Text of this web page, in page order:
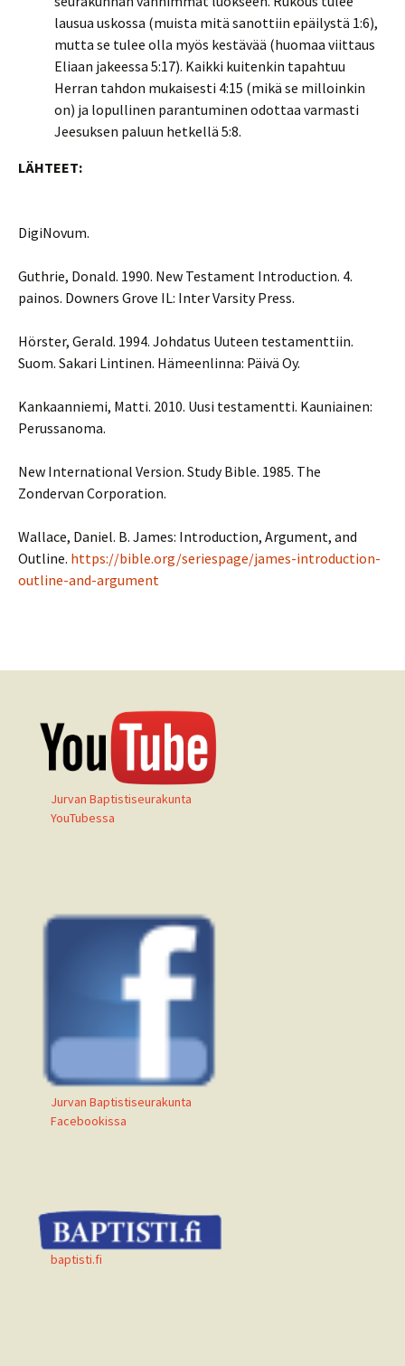
lausua uskossa (muista mitä sanottiin epäilystä 1:6),
mutta se tulee olla myös kestävää (huomaa viittaus
Eliaan jakeessa 5:17). Kaikki kuitenkin tapahtuu
Herran tahdon mukaisesti 4:15 (mikä se milloinkin
on) ja lopullinen parantuminen odottaa varmasti
Jeesuksen paluun hetkellä 5:8.
LÄHTEET:
DigiNovum.
Guthrie, Donald. 1990. New Testament Introduction. 4.
painos. Downers Grove IL: Inter Varsity Press.
Hörster, Gerald. 1994. Johdatus Uuteen testamenttiin.
Suom. Sakari Lintinen. Hämeenlinna: Päivä Oy.
Kankaanniemi, Matti. 2010. Uusi testamentti. Kauniainen:
Perussanoma.
New International Version. Study Bible. 1985. The
Zondervan Corporation.
Wallace, Daniel. B. James: Introduction, Argument, and
Outline. https://bible.org/seriespage/james-introduction-
outline-and-argument
Jurvan Baptistiseurakunta
YouTubessa
Jurvan Baptistiseurakunta
Facebookissa
baptisti.fi